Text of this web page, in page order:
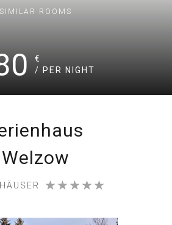
SIMILAR ROOMS
€
/ PER NIGHT
Welzow